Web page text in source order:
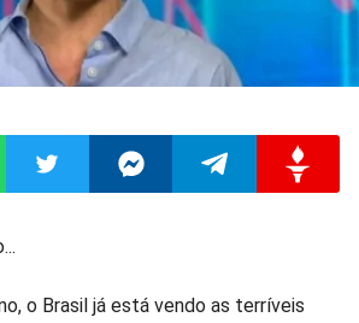
Compartilhar
no
no
no
no
o Brasil já está vendo as terríveis